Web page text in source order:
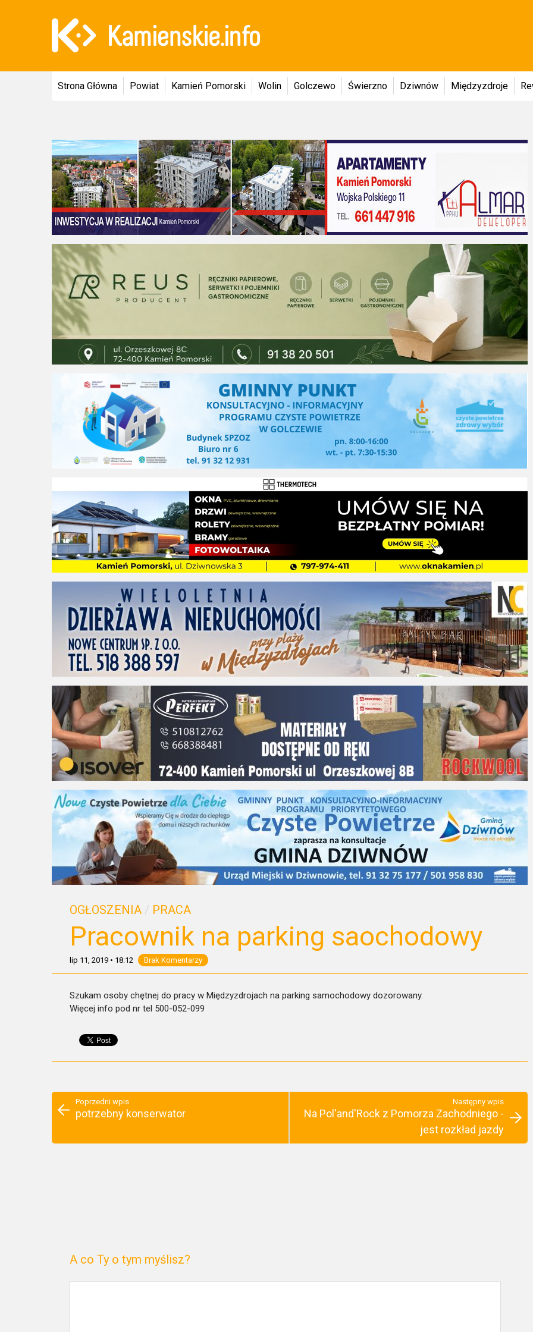
Strona Główna Powiat Kamień Pomorski Wolin Golczewo Świerzno Dziwnów Międzyzdroje
OGŁOSZENIA / PRACA
Pracownik na parking saochodowy
lip 11, 2019 • 18:12 Brak Komentarzy
Szukam osoby chętnej do pracy w Międzyzdrojach na parking samochodowy dozorowany.
Więcej info pod nr tel 500-052-099
Poprzedni wpis
potrzebny konserwator
Następny wpis
Na Pol'and'Rock z Pomorza Zachodniego -
jest rozkład jazdy
A co Ty o tym myślisz?